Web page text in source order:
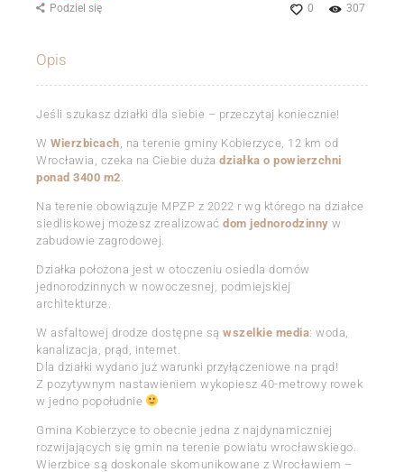
307
0
Podziel się
Opis
Jeśli szukasz działki dla siebie – przeczytaj koniecznie!
W Wierzbicach , na terenie gminy Kobierzyce, 12 km od
Wrocławia, czeka na Ciebie duża działka o powierzchni
ponad 3400 m2
Na terenie obowiązuje MPZP z 2022 r wg którego na działce
siedliskowej możesz zrealizować dom jednorodzinny w
zabudowie zagrodowej.
Działka położona jest w otoczeniu osiedla domów
jednorodzinnych w nowoczesnej, podmiejskiej
architekturze.
W asfaltowej drodze dostępne są wszelkie media: woda,
kanalizacja, prąd, internet.
Dla działki wydano już warunki przyłączeniowe na prąd!
Z pozytywnym nastawieniem wykopiesz 40-metrowy rowek
w jedno popołudnie
Gmina Kobierzyce to obecnie jedna z najdynamiczniej
rozwijających się gmin na terenie powiatu wrocławskiego.
Wierzbice są doskonale skomunikowane z Wrocławiem –